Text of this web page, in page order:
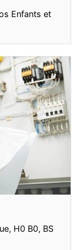
Enfants et
H0 B0, BS